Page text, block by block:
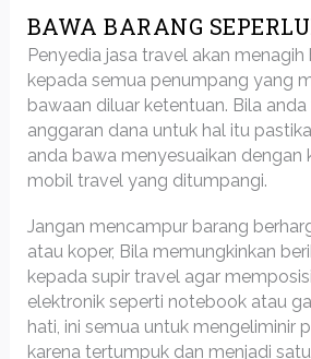
BAWA BARANG
Penyedia jasa travel akan
kepada semua penumpang yang
bawaan diluar ketentuan. Bila
anggaran dana untuk hal itu
anda bawa menyesuaikan dengan
mobil travel yang ditumpangi.
Jangan mencampur barang
atau koper, Bila memungkinkan
kepada supir travel agar
elektronik seperti notebook atau
hati, ini semua untuk mengeliminir
karena tertumpuk dan menjadi